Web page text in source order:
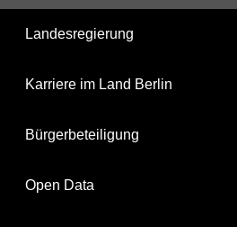
Landesregierung
Karriere im Land Berlin
Bürgerbeteiligung
Open Data